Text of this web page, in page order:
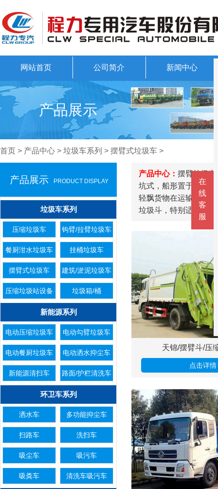
网站首页 公司简介 新闻中心
产品展示
首页 > 产品中心 > 垃圾车系列 > 摆臂式垃圾车 >
产品展示 PRODUCT DISPLAY
垃圾车系列
压缩垃圾车 钩臂/拉臂垃圾车
餐厨泔水垃圾车 挂桶垃圾车
摆臂式垃圾车 建筑/淤泥垃圾车
压缩垃圾站设备 垃圾箱/桶
新能源系列
电动压缩垃圾车 电动勾臂垃圾车
电动餐厨垃圾车 电动洒水抑尘车
新能源清扫车 路面/护栏清洗车
环卫车系列
洒水车 多功能抑尘车
扫路车 洗扫车
吸尘车 吸污车
吸粪车 清洗车吸污车
产品中心： 摆臂垃圾
坑式，船形置于地面
轻飘货物在运输中飘
垃圾斗，特别适用于
天锦/摆臂斗/压
点击详情
在
线
客
服